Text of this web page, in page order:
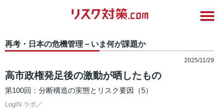
再考・日本の危機管理－いま何が課題か
2025/11/29
高市政権発足後の激動が晒したもの
第100回：分断構造の実態とリスク要因（5）
LogIN ラボ／